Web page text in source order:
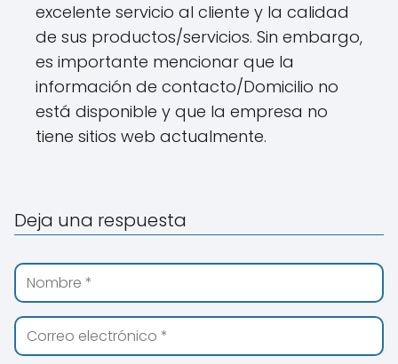
excelente servicio al cliente y la calidad
de sus productos/servicios. Sin embargo,
es importante mencionar que la
información de contacto/Domicilio no
está disponible y que la empresa no
tiene sitios web actualmente.
Deja una respuesta